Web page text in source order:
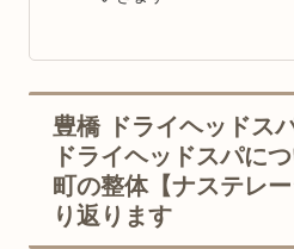
豊橋 ドライヘッドス
ドライヘッドスパに
町の整体【ナステレ
り返ります